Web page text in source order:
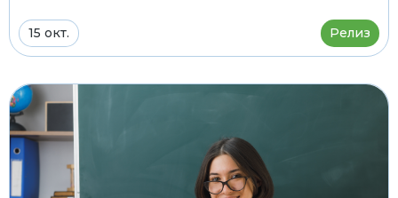
15 окт. Релиз